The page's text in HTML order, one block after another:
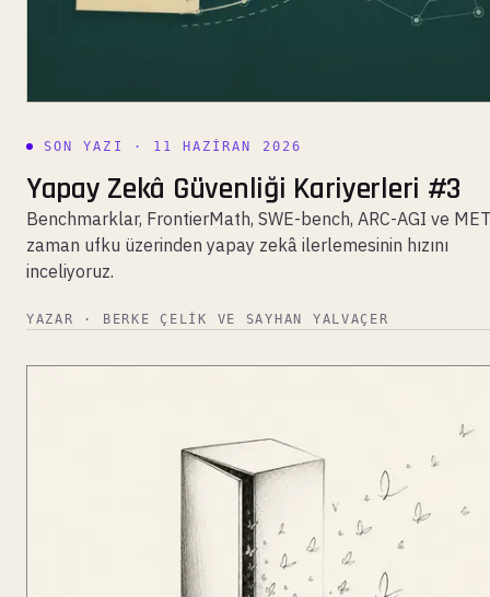
SON YAZI · 11 HAZIRAN 2026
Yapay Zekâ Güvenliği Kariyerleri #3
Benchmarklar, FrontierMath, SWE-bench, ARC-AGI ve
zaman ufku üzerinden yapay zekâ ilerlemesinin hızını
inceliyoruz.
YAZAR · BERKE ÇELIK VE SAYHAN YALVAÇER